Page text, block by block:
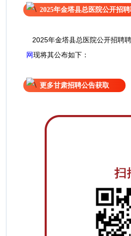
2025年金塔县总医院公开招
2025年金塔县总医院公开招聘
网现将其公布如下：
更多甘肃招聘公告获取